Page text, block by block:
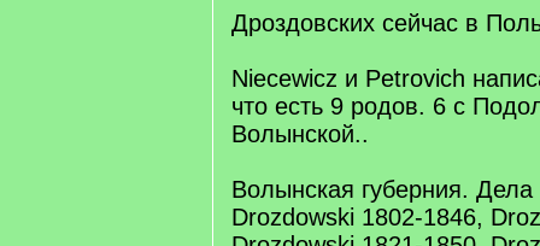
Дроздовских сейчас в
Niecewicz и Petrovich
что есть 9 родов. 6 с
Волынской..
Волынская губерния. Дела
Drozdowski 1802-1846,